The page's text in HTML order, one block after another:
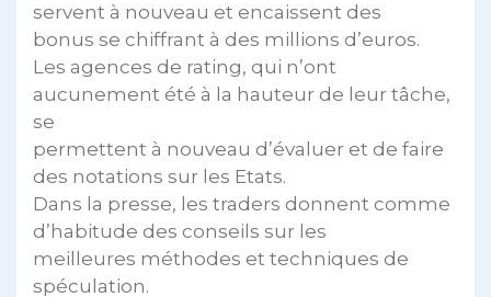
servent à nouveau et encaissent des
bonus se chiffrant à des millions d’euros.
Les agences de rating, qui n’ont
aucunement été à la hauteur de leur tâche,
se
permettent à nouveau d’évaluer et de faire
des notations sur les Etats.
Dans la presse, les traders donnent comme
d’habitude des conseils sur les
meilleures méthodes et techniques de
spéculation.